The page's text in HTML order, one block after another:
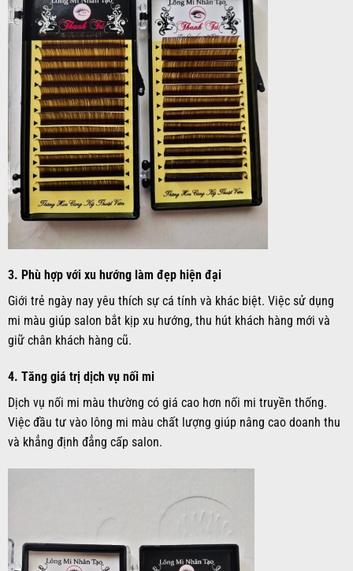
3. Phù hợp với xu hướng làm đẹp hiện đại
Giới trẻ ngày nay yêu thích sự cá tính và khác biệt. Việc sử dụng
mi màu giúp salon bắt kịp xu hướng, thu hút khách hàng mới và
giữ chân khách hàng cũ.
4. Tăng giá trị dịch vụ nối mi
Dịch vụ nối mi màu thường có giá cao hơn nối mi truyền thống.
Việc đầu tư vào lông mi màu chất lượng giúp nâng cao doanh thu
và khẳng định đẳng cấp salon.